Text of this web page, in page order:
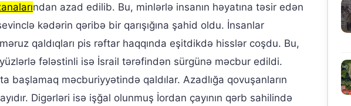
ndan azad edilib. Bu, minlərlə insanın həyatına təsir edən
kədərin qəribə bir qarışığına şahid oldu. İnsanlar
qaldıqları pis rəftar haqqında eşitdikdə hisslər coşdu. Bu,
yüzlərlə fələstinli isə İsrail tərəfindən sürgünə məcbur edildi.
başlamaq məcburiyyətində qaldılar. Azadlığa qovuşanların
Digərləri isə işğal olunmuş İordan çayının qərb sahilində